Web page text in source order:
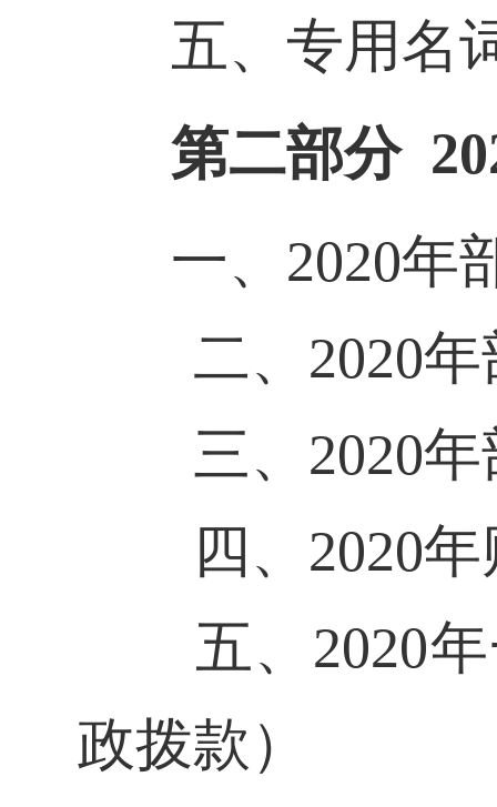
五、专用名
第二部分
一、2020年
二、2020年
三、2020年
四、2020年
五、2020年
政拨款）